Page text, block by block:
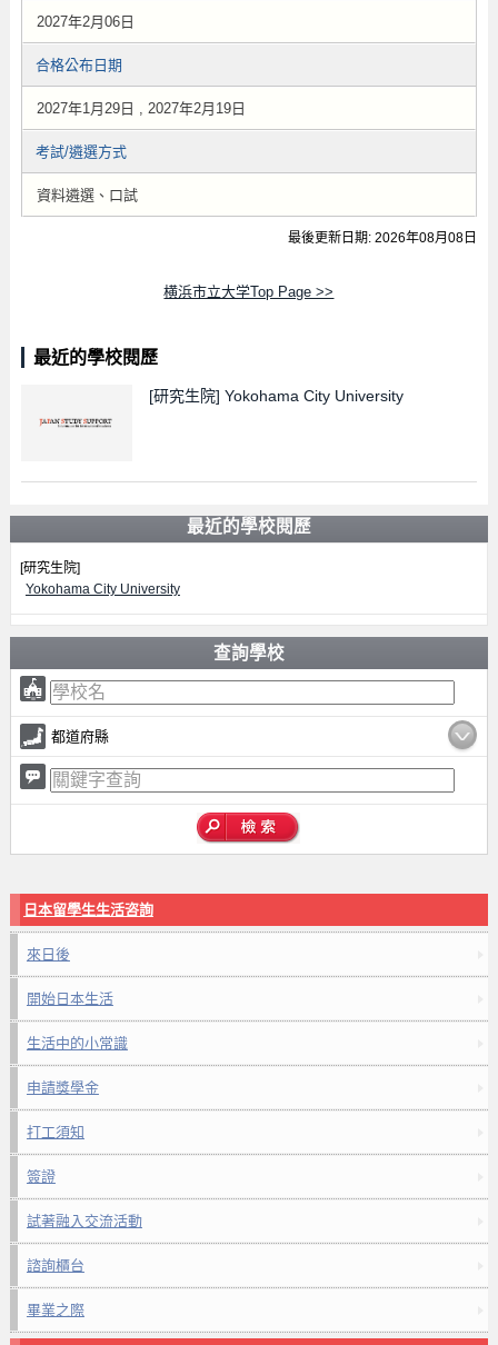
2027年2月06日
合格公布日期
2027年1月29日 , 2027年2月19日
考試/遴選方式
資料遴選、口試
最後更新日期: 2026年08月08日
横浜市立大学Top Page >>
最近的學校閱歷
[研究生院] Yokohama City University
最近的學校閱歷
[研究生院]
Yokohama City University
查詢學校
都道府縣
日本留學生生活咨詢
來日後
開始日本生活
生活中的小常識
申請獎學金
打工須知
簽證
試著融入交流活動
諮詢櫃台
畢業之際